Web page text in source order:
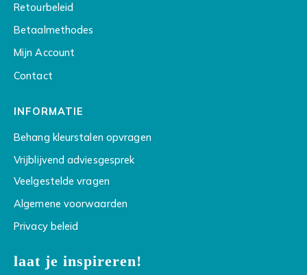
Retourbeleid
Betaalmethodes
Mijn Account
Contact
INFORMATIE
Behang kleurstalen opvragen
Vrijblijvend adviesgesprek
Veelgestelde vragen
Algemene voorwaarden
Privacy beleid
laat je inspireren!